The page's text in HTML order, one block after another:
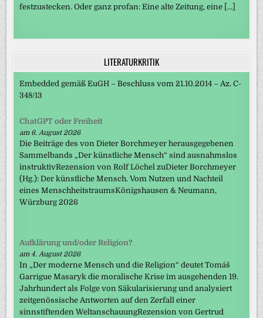
festzustecken. Oder ganz profan: Eine alte Zeitung, eine […]
LITERATURKRITIK
Embedded gemäß EuGH – Beschluss vom 21.10.2014 – Az. C-
348/13
ChatGPT oder Freiheit
am 6. August 2026
Die Beiträge des von Dieter Borchmeyer herausgegebenen
Sammelbands „Der künstliche Mensch“ sind ausnahmslos
instruktivRezension von Rolf Löchel zuDieter Borchmeyer
(Hg.): Der künstliche Mensch. Vom Nutzen und Nachteil
eines MenschheitstraumsKönigshausen & Neumann,
Würzburg 2026
Aufklärung und/oder Religion?
am 4. August 2026
In „Der moderne Mensch und die Religion“ deutet Tomáš
Garrigue Masaryk die moralische Krise im ausgehenden 19.
Jahrhundert als Folge von Säkularisierung und analysiert
zeitgenössische Antworten auf den Zerfall einer
sinnstiftenden WeltanschauungRezension von Gertrud